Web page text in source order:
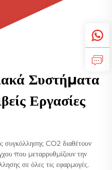
Συστήματα
Εργασίες
συγκόλλησης CO2 διαθέτουν
που μεταρρυθμίζουν την
σε όλες τις εφαρμογές.